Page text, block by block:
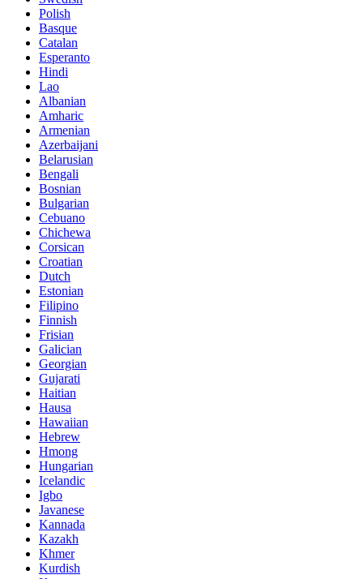
Polish
Basque
Catalan
Esperanto
Hindi
Lao
Albanian
Amharic
Armenian
Azerbaijani
Belarusian
Bengali
Bosnian
Bulgarian
Cebuano
Chichewa
Corsican
Croatian
Dutch
Estonian
Filipino
Finnish
Frisian
Galician
Georgian
Gujarati
Haitian
Hausa
Hawaiian
Hebrew
Hmong
Hungarian
Icelandic
Igbo
Javanese
Kannada
Kazakh
Khmer
Kurdish